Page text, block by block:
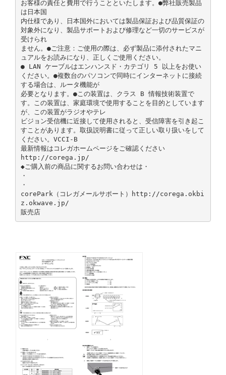
お客様の責任と費用で行うことといたします。●弊社販売製品
は日本国
内仕様であり、日本国外においては製品保証および品質保証の
対象外になり、製品サポートおよび修理など一切のサービスが
受けられ
ません。●ご注意：ご使用の際は、必ず製品に添付されたマニ
ュアルをお読みになり、正しくご使用ください。
● LAN ケーブルはエンハンスド・カテゴリ 5 以上をお使い
ください。●複数台のパソコンで同時にインターネットに接続
する場合は、ルータ機能が
必要となります。●この装置は、クラス B 情報技術装置で
す。この装置は、家庭環境で使用することを目的としています
が、この装置がラジオやテレ
ビジョン受信機に近接して使用されると、受信障害を引き起こ
すことがあります。取扱説明書に従って正しい取り扱いをして
ください。VCCI-B
最新情報はコレガホームページをご確認ください
http://corega.jp/
◆ご購入前の商品に関するお問い合わせは・
・
・
corePark（コレガメールサポート）http://corega.okbi
z.okwave.jp/
販売店